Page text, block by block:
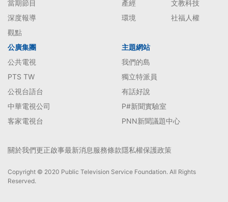
當期節目
深度報導
觀點
產經
文教科技
環境
社福人權
公廣集團
公共電視
PTS TW
公視台語台
中華電視公司
客家電視台
主題網站
我們的島
獨立特派員
有話好說
P#新聞實驗室
PNN新聞議題中心
關於我們更正啟事最新消息服務條款隱私權保護政策
Copyright © 2020 Public Television Service Foundation. All Rights
Reserved.